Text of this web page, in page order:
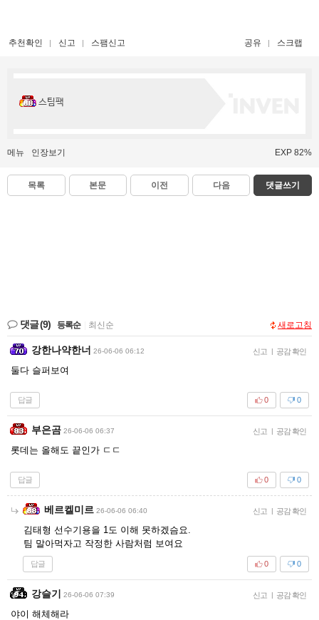
추천확인 신고 스팸신고 공유 스크랩
스팀팩
메뉴 인장보기 EXP 82%
목록 본문 이전 다음 댓글쓰기
댓글(9) 등록순 최신순 새로고침
강한나약한너 26-06-06 06:12 신고 | 공감 확인
둘다 슬퍼보여
답글 0
0
부은곰 26-06-06 06:37 신고 | 공감 확인
롯데는 올해도 끝인가 ㄷㄷ
답글 0
0
베르켈미르 26-06-06 06:40 신고 | 공감 확인
김태형 선수기용을 1도 이해 못하겠슴요.
팀 말아먹자고 작정한 사람처럼 보여요
답글 0
0
강슬기 26-06-06 07:39 신고 | 공감 확인
야이 해체해라